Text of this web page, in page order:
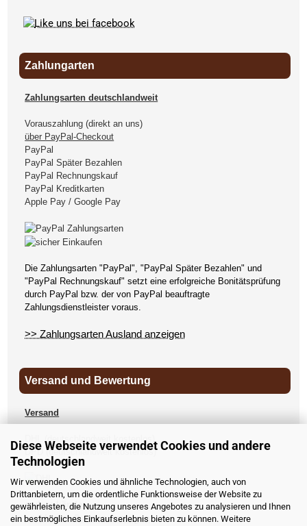
Diese Webseite verwendet Cookies und andere
Technologien
Wir verwenden Cookies und ähnliche Technologien, auch von
Drittanbietern, um die ordentliche Funktionsweise der Website zu
gewährleisten, die Nutzung unseres Angebotes zu analysieren und Ihnen
ein bestmögliches Einkaufserlebnis bieten zu können. Weitere
Zahlungarten
Zahlungsarten deutschlandweit
Vorauszahlung (direkt an uns)
über PayPal-Checkout
PayPal
PayPal Später Bezahlen
PayPal Rechnungskauf
PayPal Kreditkarten
Apple Pay / Google Pay
Die Zahlungsarten "PayPal", "PayPal Später Bezahlen" und
"PayPal Rechnungskauf" setzt eine erfolgreiche Bonitätsprüfung
durch PayPal bzw. der von PayPal beauftragte
Zahlungsdienstleister voraus.
>> Zahlungsarten Ausland anzeigen
Versand und Bewertung
Versand
DHL (deutschlandweit kostenlos)
DPD (deutschlandweit kostenlos)
UPS
andere Länder
>> Versandkosten anzeigen